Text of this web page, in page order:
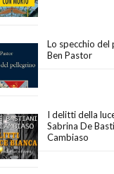
Lo specchio del
Ben Pastor
I delitti della
Sabrina De
Cambiaso